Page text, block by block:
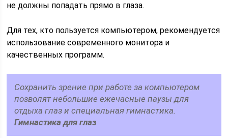
не должны попадать прямо в глаза.
Для тех, кто пользуется компьютером, рекомендуется
использование современного монитора и
качественных программ.
Сохранить зрение при работе за компьютером
позволят небольшие ежечасные паузы для
отдыха глаз и специальная гимнастика.
Гимнастика для глаз